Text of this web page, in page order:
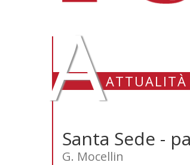
AATTUALITÀ
Santa Sede -
G. Mocellin